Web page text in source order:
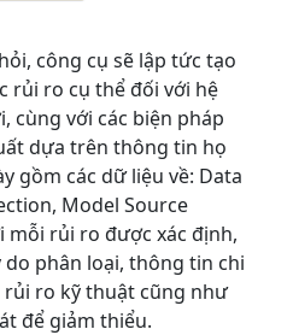
công cụ sẽ lập tức tạo
rủi ro cụ thể đối với hệ
cùng với các biện pháp
dựa trên thông tin họ
gồm các dữ liệu về: Data
Model Source
mỗi rủi ro được xác định,
do phân loại, thông tin chi
rủi ro kỹ thuật cũng như
để giảm thiểu.